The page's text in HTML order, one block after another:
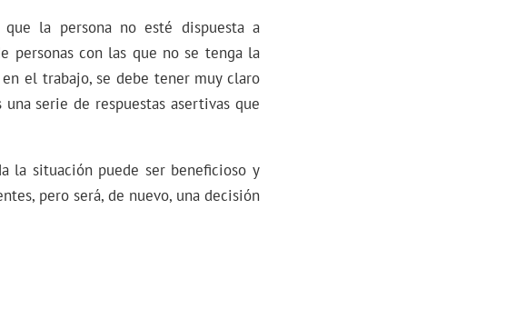
la persona no esté dispuesta a
personas con las que no se tenga la
el trabajo, se debe tener muy claro
serie de respuestas asertivas que
la situación puede ser beneficioso y
pero será, de nuevo, una decisión